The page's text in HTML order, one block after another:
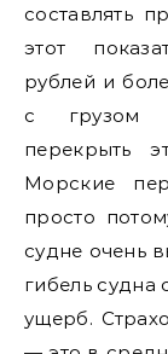
составлять
этот
рублей и
с грузом
перекрыть
Морские
просто
судне очень
гибель судна
ущерб.